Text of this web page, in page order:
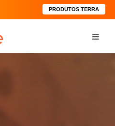
PRODUTOS TERRA